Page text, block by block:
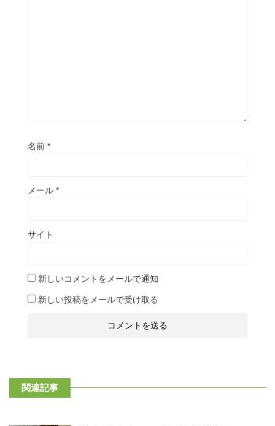
名前 *
メール *
サイト
新しいコメントをメールで通知
新しい投稿をメールで受け取る
関連記事